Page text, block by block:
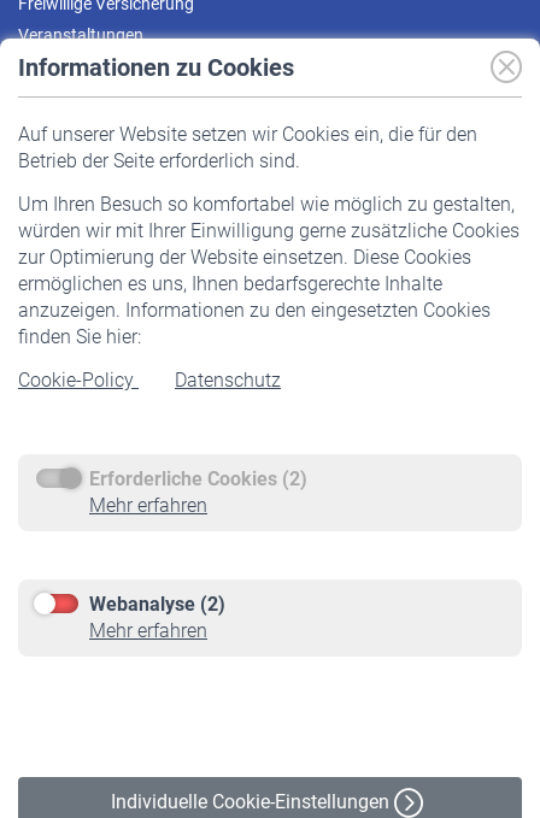
Informationen zu Cookies
Auf unserer Website setzen wir Cookies ein, die für den
Betrieb der Seite erforderlich sind.
Um Ihren Besuch so komfortabel wie möglich zu gestalten,
würden wir mit Ihrer Einwilligung gerne zusätzliche Cookies
zur Optimierung der Website einsetzen. Diese Cookies
ermöglichen es uns, Ihnen bedarfsgerechte Inhalte
anzuzeigen. Informationen zu den eingesetzten Cookies
finden Sie hier:
Cookie-Policy
Datenschutz
Erforderliche Cookies (2)
Mehr erfahren
Webanalyse (2)
Mehr erfahren
Individuelle Cookie-Einstellungen
Veranstaltungen
Pflichtversicherung
Staatliche Förderung
Veranstaltungen
Rentner
Rentenbeginn
Rente beantragen
Service
Informationen
Online-Rechner
VBLnewsletter
Erklärung zur Barrierefreiheit